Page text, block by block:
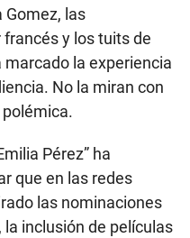
Gomez, las
y los tuits de
marcado la experiencia
No la miran con
Pérez” ha
que en las redes
las nominaciones
la inclusión de películas